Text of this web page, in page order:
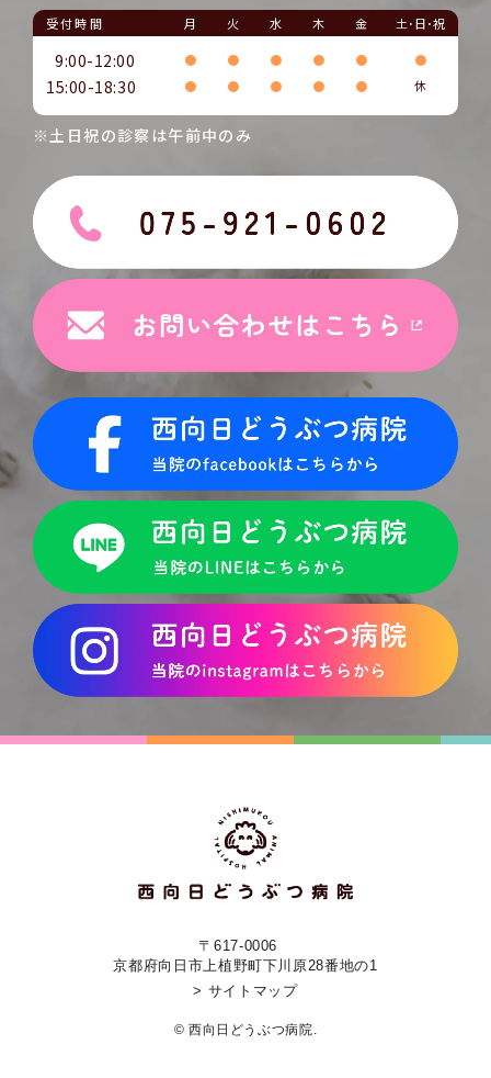
受付時間 月 火 水 木 金 土･日･祝
9:00-12:00 ● ● ● ● ● ●
15:00-18:30 ● ● ● ● ● 休
※土日祝の診察は午前中のみ
〒617-0006
京都府向日市上植野町下川原28番地の1
> サイトマップ
© 西向日どうぶつ病院.